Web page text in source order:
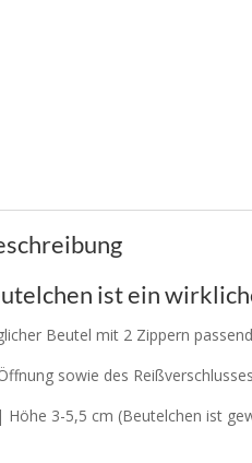
ist ein
Beutel mit 2 Zippern
sowie des
3-5,5 cm (Beutelchen ist